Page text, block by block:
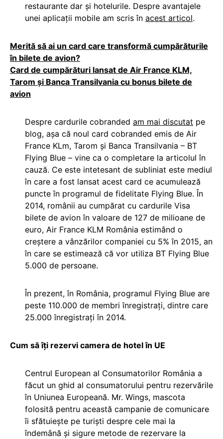
restaurante dar și hotelurile. Despre avantajele
unei aplicații mobile am scris în acest articol.
Merită să ai un card care transformă cumpărăturile
în bilete de avion?
Card de cumpărături lansat de Air France KLM,
Tarom şi Banca Transilvania cu bonus bilete de
avion
Despre cardurile cobranded am mai discutat pe
blog, așa că noul card cobranded emis de Air
France KLm, Tarom și Banca Transilvania – BT
Flying Blue – vine ca o completare la articolul în
cauză. Ce este intetesant de subliniat este mediul
în care a fost lansat acest card ce acumulează
puncte în programul de fidelitate Flying Blue. În
2014, românii au cumpărat cu cardurile Visa
bilete de avion în valoare de 127 de milioane de
euro, Air France KLM România estimând o
creștere a vânzărilor companiei cu 5% în 2015, an
în care se estimează că vor utiliza BT Flying Blue
5.000 de persoane.
În prezent, în România, programul Flying Blue are
peste 110.000 de membri înregistrați, dintre care
25.000 înregistraţi în 2014.
Cum să îți rezervi camera de hotel în UE
Centrul European al Consumatorilor România a
făcut un ghid al consumatorului pentru rezervările
în Uniunea Europeană. Mr. Wings, mascota
folosită pentru această campanie de comunicare
îi sfătuiește pe turiști despre cele mai la
îndemână și sigure metode de rezervare la